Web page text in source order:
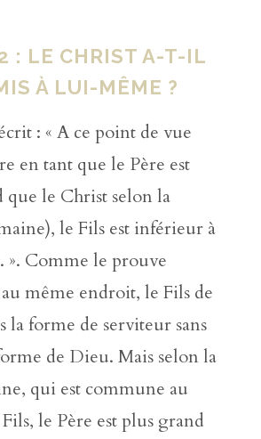
: LE CHRIST A-T-IL
À LUI-MÊME ?
: « A ce point de vue
en tant que le Père est
que le Christ selon la
le Fils est inférieur à
Comme le prouve
même endroit, le Fils de
la forme de serviteur sans
de Dieu. Mais selon la
qui est commune au
le Père est plus grand